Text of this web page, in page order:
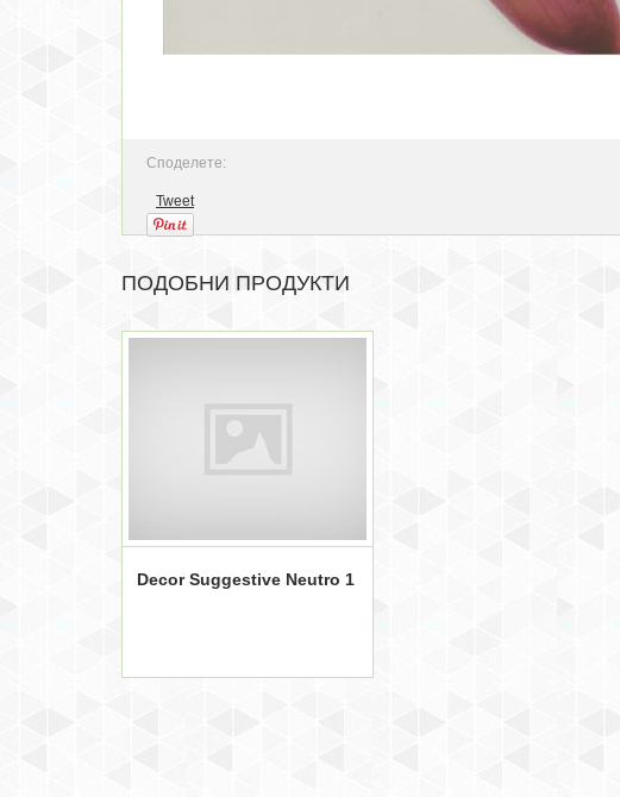
Споделете:
Tweet
ПОДОБНИ ПРОДУКТИ
Decor Suggestive Neutro 1